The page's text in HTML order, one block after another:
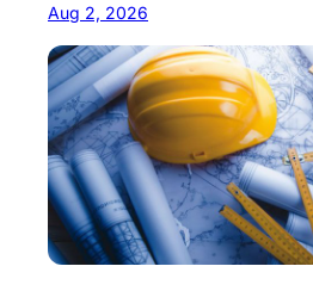
Aug 2, 2026